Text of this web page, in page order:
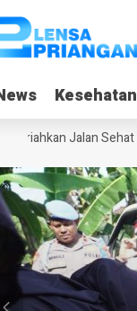
Kesehatan
Kesehatan
Jalan Sehat